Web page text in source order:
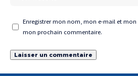
Enregistrer mon nom, mon e-mail et
mon prochain commentaire.